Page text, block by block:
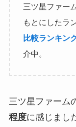
三ツ星ファー
もとにしたラ
比較ランキン
介中。
三ツ星ファーム
程度に感じまし